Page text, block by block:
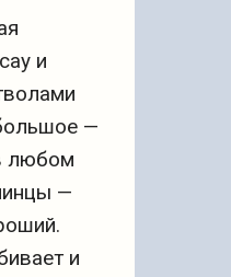
и
—
любом
—
и